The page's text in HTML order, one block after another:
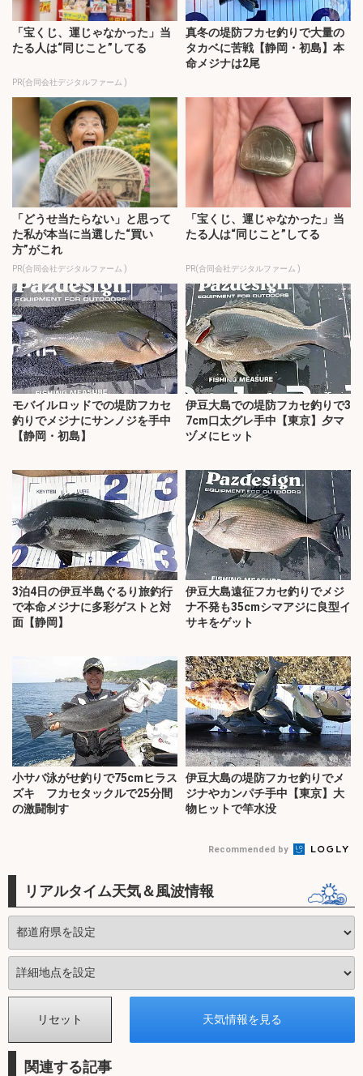
「宝くじ、運じゃなかった」当
たる人は“同じこと”してる
PR(合同会社デジタルファーム )
真冬の堤防フカセ釣りで大量の
タカベに苦戦【静岡・初島】本
命メジナは2尾
「どうせ当たらない」と思って
た私が本当に当選した“買い
方”がこれ
PR(合同会社デジタルファーム )
「宝くじ、運じゃなかった」当
たる人は“同じこと”してる
PR(合同会社デジタルファーム )
モバイルロッドでの堤防フカセ
釣りでメジナにサンノジを手中
【静岡・初島】
伊豆大島での堤防フカセ釣りで3
7cm口太グレ手中【東京】夕マ
ヅメにヒット
3泊4日の伊豆半島ぐるり旅釣行
で本命メジナに多彩ゲストと対
面【静岡】
伊豆大島遠征フカセ釣りでメジ
ナ不発も35cmシマアジに良型イ
サキをゲット
小サバ泳がせ釣りで75cmヒラス
ズキ フカセタックルで25分間
の激闘制す
伊豆大島の堤防フカセ釣りでメ
ジナやカンパチ手中【東京】大
物ヒットで竿水没
Recommended by
リアルタイム天気＆風波情報
関連する記事